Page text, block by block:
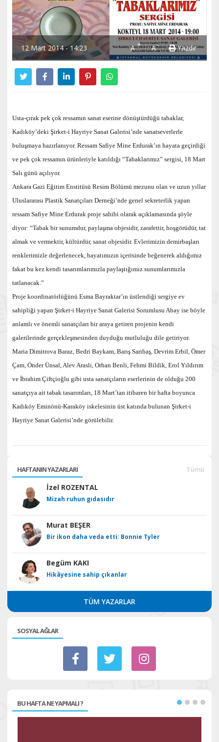
12 Mart 2014 - 14:23 A+ A- Yazdır
Usta-çırak pek çok ressamın sanat eserine dönüştürdüğü tabaklar,
Kadıköy’deki Şirket-i Hayriye Sanat Galerisi’nde sanatseverlerle
buluşmaya hazırlanıyor. Ressam Safiye Mine Erdurak’ın hayata geçirdiği
ve pek çok ressamın ürünleriyle katıldığı “Tabaklarımız” sergisi, 18 Mart
Salı günü açılıyor.
Ankara Gazi Eğitim Enstitüsü Resim Bölümü mezunu olan ve uzun yıllar
Uluslararası Plastik Sanatçıları Derneği’nde genel sekreterlik yapan
ressam Safiye Mine Erdurak proje sahibi olarak açıklamasında şöyle
diyor: “Tabak bir sunumdur, paylaşma objesidir, zarafettir, hoşgörüdür, tat
almak ve vermektir, kültürdür, sanat objesidir. Evlerimizin demirbaşları
renklerimizle değerlenecek, hayatımızın içerisinde beğenerek aldığımız
fakat bu kez kendi tasarımlarımızla paylaştığımız sunumlarımızla
tatlanacak.”
Proje koordinatörlüğünü Esma Bayraktar’ın üstlendiği sergiye ev
sahipliği yapan Şirket-i Hayriye Sanat Galerisi Sorumlusu Abay ise böyle
anlamlı ve önemli sanatçıları bir araya getiren projenin kendi
galerilerinde gerçekleşmesinden duyduğu mutluluğu dile getiriyor.
Maria Dimitrova Baraz, Bedri Baykam, Barış Sarıbaş, Devrim Erbil, Ömer
Çam, Önder Ünsal, Alev Araslı, Orhan Benli, Fehmi Bildik, Erol Yıldırım
ve İbrahim Çiftçioğlu gibi usta sanatçıların eserlerinin de olduğu 200
sanatçıya ait tabak tasarımları, 18 Mart’tan itibaren bir hafta boyunca
Kadıköy Eminönü-Karaköy iskelesinin üst katında bulunan Şirket-i
Hayriye Sanat Galerisi’nde görülebilir.
HAFTANIN YAZARLARI Tümü
İzel ROZENTAL
Mizah ruhun gıdasıdır
Murat BEŞER
Bir ikon daha veda etti: Bonnie Tyler
Begüm KAKI
Hikâyesine sahip çıkanlar
TÜM YAZARLAR
SOSYAL AĞLAR
BU HAFTA NE YAPMALI ?